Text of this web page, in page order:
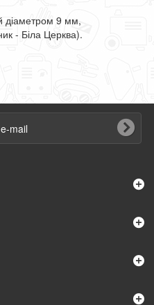
діаметром 9 мм,
- Біла Церква).